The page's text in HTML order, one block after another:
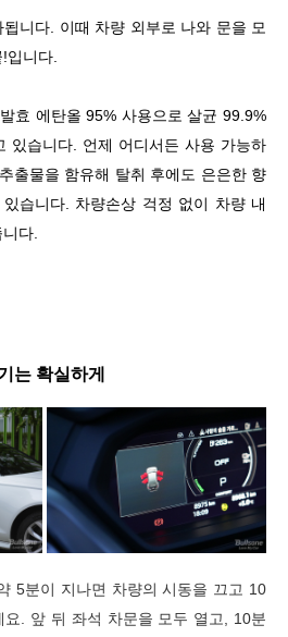
니다. 이때 차량 외부로 나와 문을 모
입니다.
효 에탄올 95% 사용으로 살균 99.9%
있습니다. 언제 어디서든 사용 가능하
출물을 함유해 탈취 후에도 은은한 향
습니다. 차량손상 걱정 없이 차량 내
다.
는 확실하게
5분이 지나면 차량의 시동을 끄고 10
요. 앞 뒤 좌석 차문을 모두 열고, 10분